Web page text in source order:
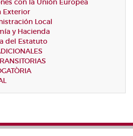
con la Unión Europea
Exterior
Local
y Hacienda
del Estatuto